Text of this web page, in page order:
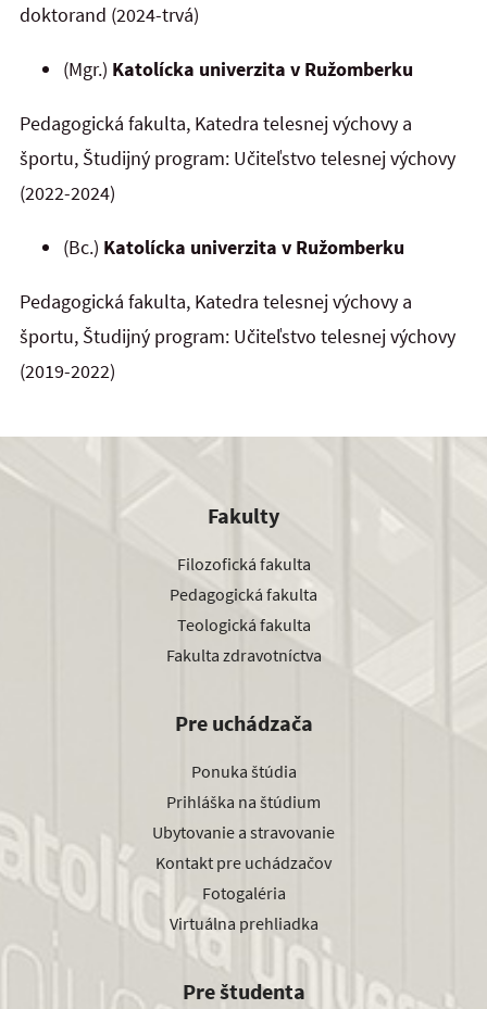
doktorand (2024-trvá)
(Mgr.) Katolícka univerzita v Ružomberku
Pedagogická fakulta, Katedra telesnej výchovy a
športu, Študijný program: Učiteľstvo telesnej výchovy
(2022-2024)
(Bc.) Katolícka univerzita v Ružomberku
Pedagogická fakulta, Katedra telesnej výchovy a
športu, Študijný program: Učiteľstvo telesnej výchovy
(2019-2022)
Fakulty
Filozofická fakulta
Pedagogická fakulta
Teologická fakulta
Fakulta zdravotníctva
Pre uchádzača
Ponuka štúdia
Prihláška na štúdium
Ubytovanie a stravovanie
Kontakt pre uchádzačov
Fotogaléria
Virtuálna prehliadka
Pre študenta